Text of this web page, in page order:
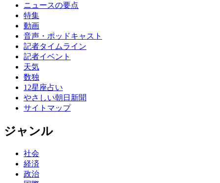
ニュースの要点
特集
動画
音声・ポッドキャスト
記者タイムライン
記者イベント
天気
数独
12星座占い
やさしい朝日新聞
サイトマップ
ジャンル
社会
経済
政治